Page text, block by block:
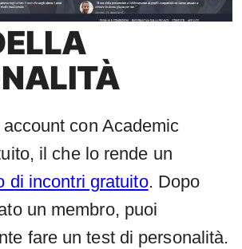
account con Academic
il che lo rende un
di incontri gratuito. Dopo
un membro, puoi
fare un test di personalità.